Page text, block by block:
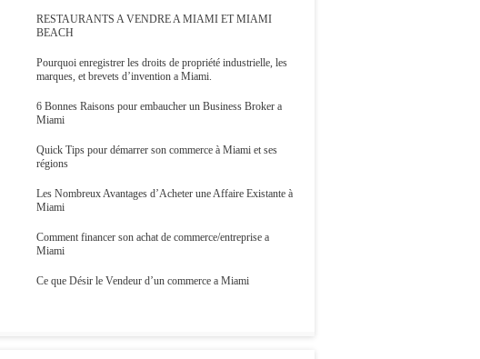
RESTAURANTS A VENDRE A MIAMI ET MIAMI
BEACH
Pourquoi enregistrer les droits de propriété industrielle, les
marques, et brevets d’invention a Miami.
6 Bonnes Raisons pour embaucher un Business Broker a
Miami
Quick Tips pour démarrer son commerce à Miami et ses
régions
Les Nombreux Avantages d’Acheter une Affaire Existante à
Miami
Comment financer son achat de commerce/entreprise a
Miami
Ce que Désir le Vendeur d’un commerce a Miami